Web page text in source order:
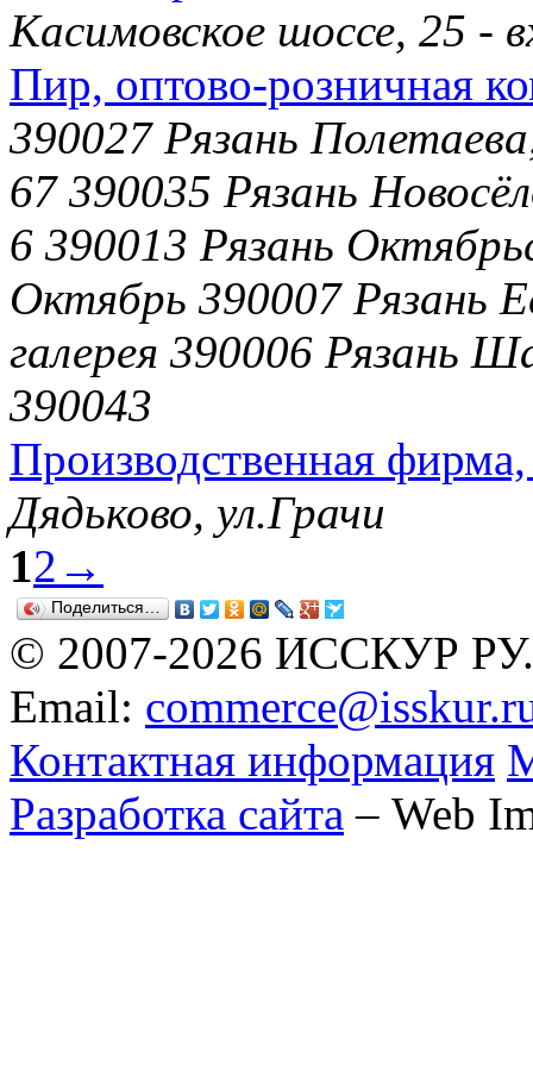
Касимовское шоссе, 25 -
Пир, оптово-розничная
390027 Рязань
67 390035 Рязань
6 390013 Рязань
Октябрь 390007 Рязань
галерея 390006 Рязань
390043
Производственная
Дядьково, ул.Грачи
12 →
Поделиться…
© 2007-2026 ИССКУР РУ.
Email:
Контактная информация
Разработка сайта – Web